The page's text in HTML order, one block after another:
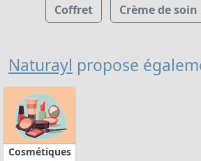
Coffret Crème de soin
Naturayl propose
Cosmétiques